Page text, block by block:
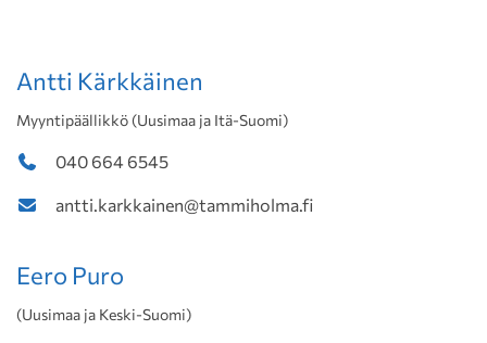
Antti Kärkkäinen
Myyntipäällikkö (Uusimaa ja Itä-Suomi)
040 664 6545
antti.karkkainen@tammiholma.fi
Eero Puro
(Uusimaa ja Keski-Suomi)